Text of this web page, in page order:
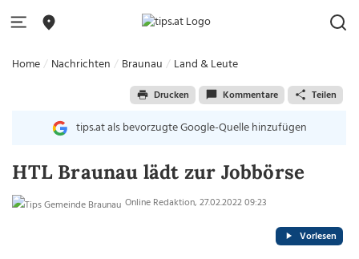
Home Nachrichten Braunau Land & Leute
Drucken Kommentare Teilen
tips.at als bevorzugte Google-Quelle hinzufügen
HTL Braunau lädt zur Jobbörse
Online Redaktion, 27.02.2022 09:23
Vorlesen